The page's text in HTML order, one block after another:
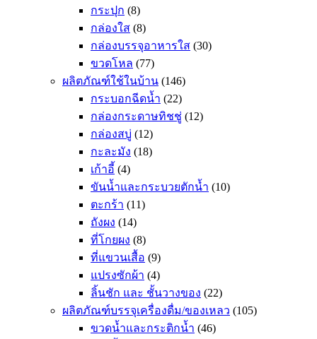
กระปุก (8)
กล่องใส (8)
กล่องบรรจุอาหารใส (30)
ขวดโหล (77)
ผลิตภัณฑ์ใช้ในบ้าน (146)
กระบอกฉีดน้ำ (22)
กล่องกระดาษทิชชู่ (12)
กล่องสบู่ (12)
กะละมัง (18)
เก้าอี้ (4)
ขันน้ำและกระบวยตักน้ำ (10)
ตะกร้า (11)
ถังผง (14)
ที่โกยผง (8)
ที่แขวนเสื้อ (9)
แปรงซักผ้า (4)
ลิ้นชัก และ ชั้นวางของ (22)
ผลิตภัณฑ์บรรจุเครื่องดื่ม/ของเหลว (105)
ขวดน้ำและกระติกน้ำ (46)